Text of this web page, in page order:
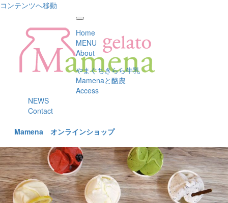
コンテンツへ移動
Home
MENU
About
やまぐちきらら牛乳
Mamenaと酪農
Access
NEWS
Contact
Mamena オンラインショップ